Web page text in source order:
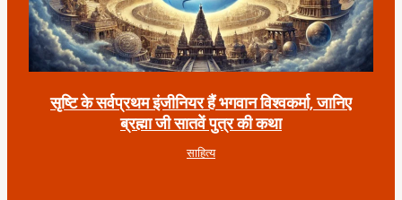
सृष्टि के सर्वप्रथम इंजीनियर हैं भगवान विश्वकर्मा, जानिए
ब्रह्मा जी सातवें पुत्र की कथा
साहित्य